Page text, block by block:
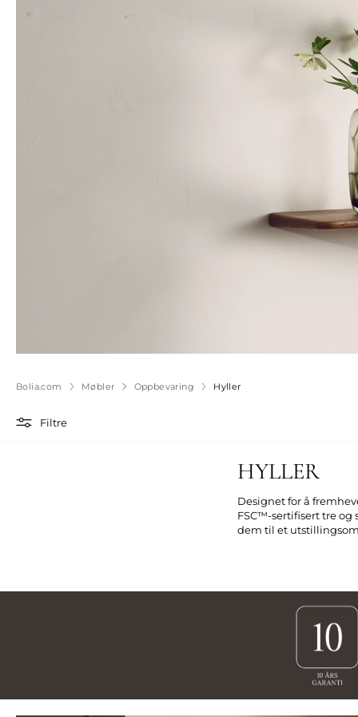
Bolia.com Møbler Oppbevaring Hyller
Filtre
HYLLER
Designet for å
FSC™-sertifisert tre og
dem til et